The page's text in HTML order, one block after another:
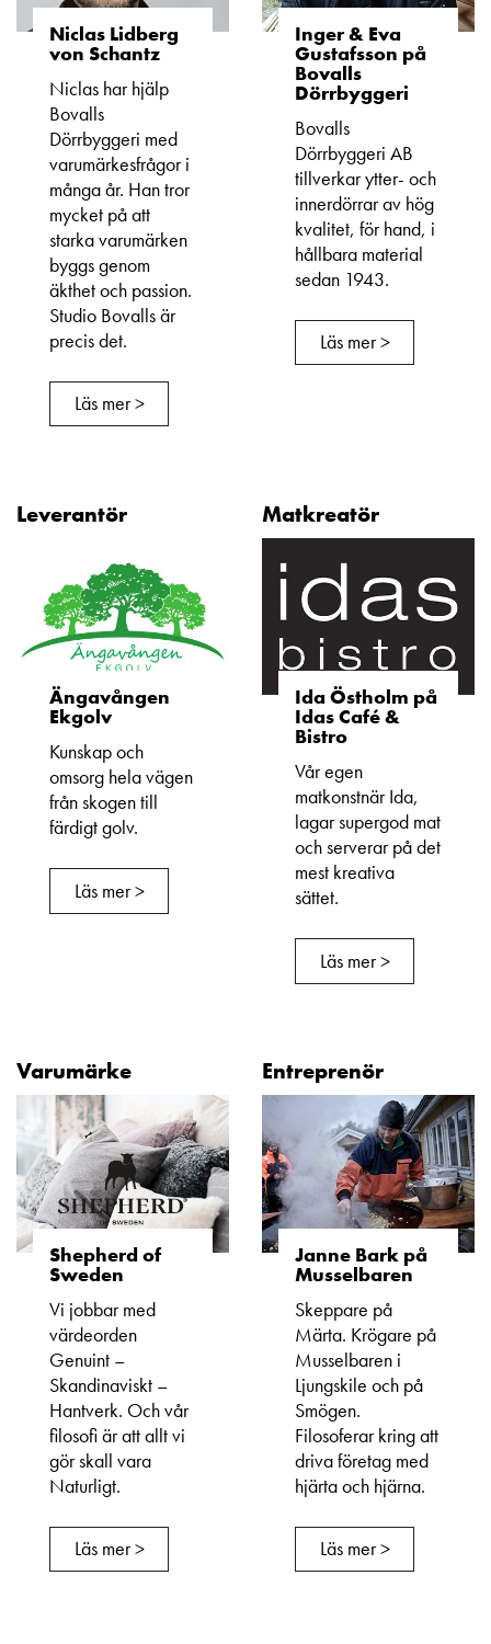
Niclas Lidberg
von Schantz
Niclas har hjälp
Bovalls
Dörrbyggeri med
varumärkesfrågor i
många år. Han tror
mycket på att
starka varumärken
byggs genom
äkthet och passion.
Studio Bovalls är
precis det.
Läs mer >
Inger & Eva
Gustafsson på
Bovalls
Dörrbyggeri
Bovalls
Dörrbyggeri AB
tillverkar ytter- och
innerdörrar av hög
kvalitet, för hand, i
hållbara material
sedan 1943.
Läs mer >
Leverantör
Ängavången
Ekgolv
Kunskap och
omsorg hela vägen
från skogen till
färdigt golv.
Läs mer >
Matkreatör
Ida Östholm på
Idas Café &
Bistro
Vår egen
matkonstnär Ida,
lagar supergod mat
och serverar på det
mest kreativa
sättet.
Läs mer >
Varumärke
Shepherd of
Sweden
Vi jobbar med
värdeorden
Genuint –
Skandinaviskt –
Hantverk. Och vår
filosofi är att allt vi
gör skall vara
Naturligt.
Läs mer >
Entreprenör
Janne Bark på
Musselbaren
Skeppare på
Märta. Krögare på
Musselbaren i
Ljungskile och på
Smögen.
Filosoferar kring att
driva företag med
hjärta och hjärna.
Läs mer >